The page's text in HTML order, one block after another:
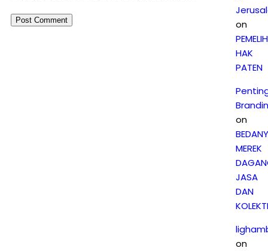
on
HAK
PATEN
on
MEREK
JASA
DAN
on